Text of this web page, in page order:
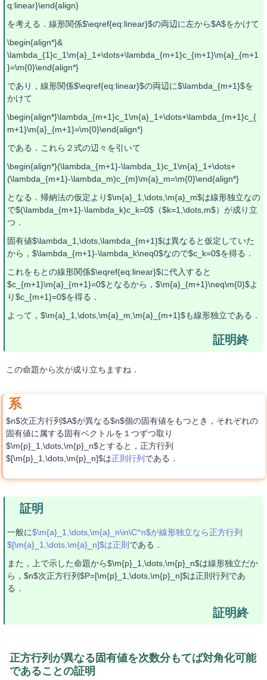
q:linear}\end{align}
を考える．線形関係$\eqref{eq:linear}$の両辺に左から$A$をかけて
\begin{align*}&
\lambda_{1}c_1\m{a}_1+\dots+\lambda_{m+1}c_{m+1}\m{a}_{m+1
}=\m{0}\end{align*}
であり，線形関係$\eqref{eq:linear}$の両辺に$\lambda_{m+1}$を
かけて
\begin{align*}\lambda_{m+1}c_1\m{a}_1+\dots+\lambda_{m+1}c_{
m+1}\m{a}_{m+1}=\m{0}\end{align*}
である．これら２式の辺々を引いて
\begin{align*}(\lambda_{m+1}-\lambda_1)c_1\m{a}_1+\dots+
(\lambda_{m+1}-\lambda_m)c_{m}\m{a}_m=\m{0}\end{align*}
となる．帰納法の仮定より$\m{a}_1,\dots,\m{a}_m$は線形独立なの
で$(\lambda_{m+1}-\lambda_k)c_k=0$（$k=1,\dots,m$）が成り立
つ．
固有値$\lambda_1,\dots,\lambda_{m+1}$は異なると仮定していた
から，$\lambda_{m+1}-\lambda_k\neq0$なので$c_k=0$を得る．
これをもとの線形関係$\eqref{eq:linear}$に代入すると
$c_{m+1}\m{a}_{m+1}=0$となるから，$\m{a}_{m+1}\neq\m{0}$よ
り$c_{m+1}=0$を得る．
よって，$\m{a}_1,\dots,\m{a}_m,\m{a}_{m+1}$も線形独立である．
この命題から次が成り立ちますね．
$n$次正方行列$A$が異なる$n$個の固有値をもつとき，それぞれの
固有値に属する固有ベクトルを１つずつ取り
$\m{p}_1,\dots,\m{p}_n$とすると，正方行列
$[\m{p}_1,\dots,\m{p}_n]$は正則行列 である．
一般に$\m{a}_1,\dots,\m{a}_n\in\C^n$が線形独立なら正方行列
$[\m{a}_1,\dots,\m{a}_n]$は正則 である．
また，上で示した命題から$\m{p}_1,\dots,\m{p}_n$は線形独立だか
ら，$n$次正方行列$P=[\m{p}_1,\dots,\m{p}_n]$は正則行列であ
る．
正方行列が異なる固有値を次数分もてば対角化可能
であることの証明